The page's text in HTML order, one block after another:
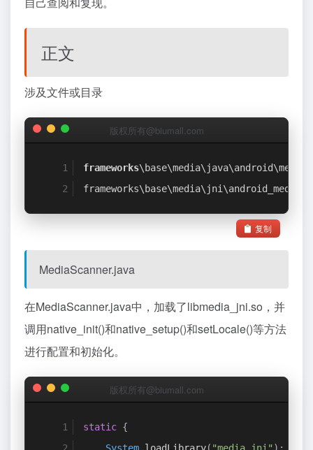
正文
涉及文件或目录
版权所有@biumall.com
frameworks
复制
MediaScanner.java
在MediaScanner.java中，加载了libmedia_jni.so，并
调用native_init()和native_setup()和setLocale()等方法
进行配置和初始化。
版权所有@biumall.com
static {
System. loadLibrary( "media_jni" );